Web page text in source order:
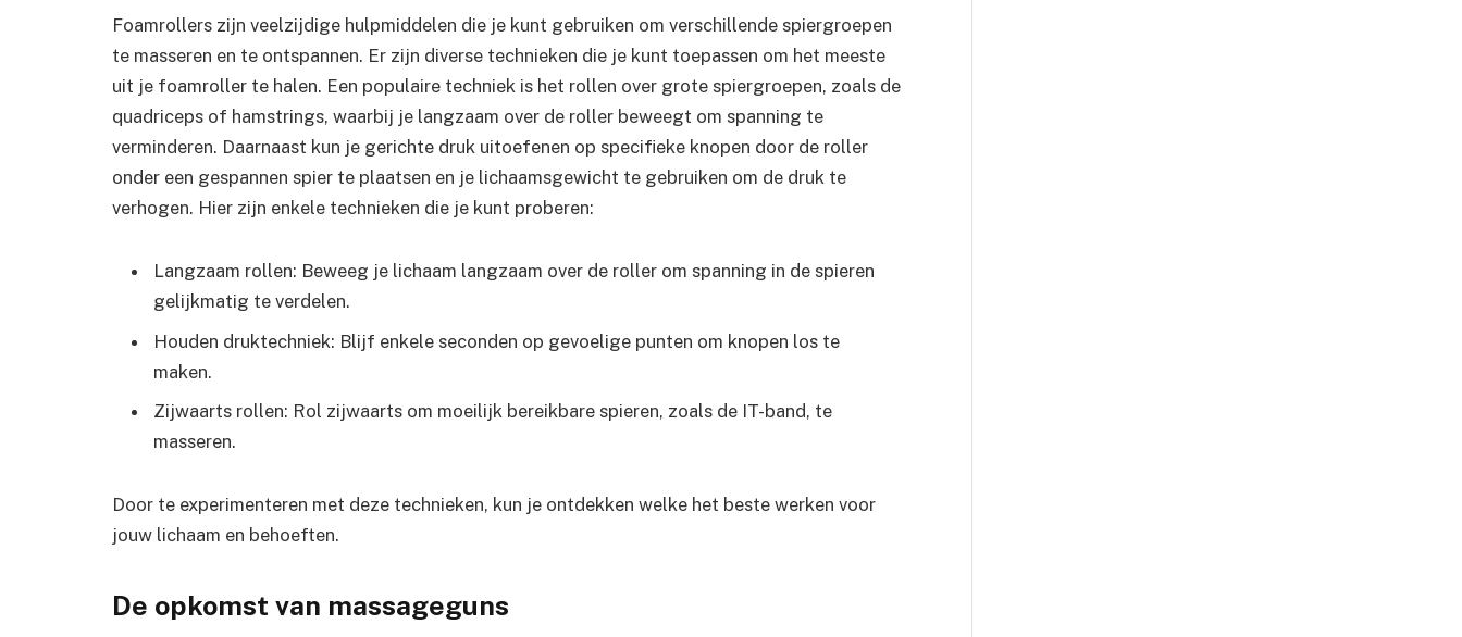
Foamrollers zijn veelzijdige hulpmiddelen die je kunt gebruiken om verschillende spiergroepen
te masseren en te ontspannen. Er zijn diverse technieken die je kunt toepassen om het meeste
uit je foamroller te halen. Een populaire techniek is het rollen over grote spiergroepen, zoals de
quadriceps of hamstrings, waarbij je langzaam over de roller beweegt om spanning te
verminderen. Daarnaast kun je gerichte druk uitoefenen op specifieke knopen door de roller
onder een gespannen spier te plaatsen en je lichaamsgewicht te gebruiken om de druk te
verhogen. Hier zijn enkele technieken die je kunt proberen:
Langzaam rollen: Beweeg je lichaam langzaam over de roller om spanning in de spieren
gelijkmatig te verdelen.
Houden druktechniek: Blijf enkele seconden op gevoelige punten om knopen los te
maken.
Zijwaarts rollen: Rol zijwaarts om moeilijk bereikbare spieren, zoals de IT-band, te
masseren.
Door te experimenteren met deze technieken, kun je ontdekken welke het beste werken voor
jouw lichaam en behoeften.
De opkomst van massageguns